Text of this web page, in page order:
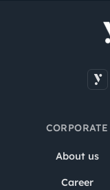
CORPORATE
About us
Career